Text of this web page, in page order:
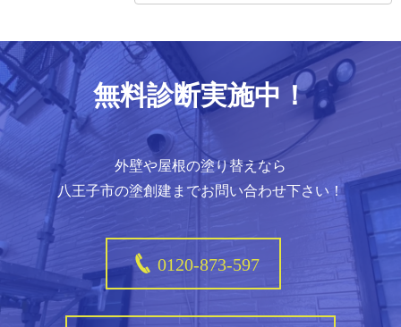
無料診断実施中！
外壁や屋根の塗り替えなら
八王子市の塗創建までお問い合わせ下さい！
0120-873-597